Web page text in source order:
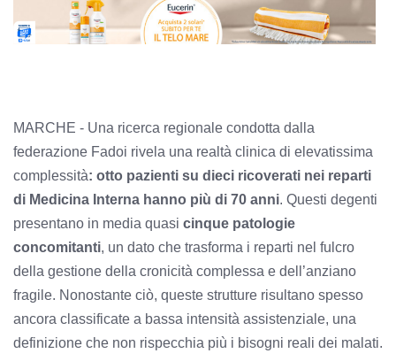
MARCHE - Una ricerca regionale condotta dalla
federazione Fadoi rivela una realtà clinica di elevatissima
complessità: otto pazienti su dieci ricoverati nei reparti
di Medicina Interna hanno più di 70 anni. Questi degenti
presentano in media quasi cinque patologie
concomitanti, un dato che trasforma i reparti nel fulcro
della gestione della cronicità complessa e dell’anziano
fragile. Nonostante ciò, queste strutture risultano spesso
ancora classificate a bassa intensità assistenziale, una
definizione che non rispecchia più i bisogni reali dei malati.